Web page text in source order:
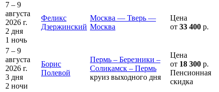
7 – 9
августа
2026 г.
2 дня
1 ночь
Феликс
Дзержинский
Москва — Тверь —
Москва
Цена
от 33 400 р.
7 – 9
августа
2026 г.
3 дня
2 ночи
Борис
Полевой
Пермь – Березники –
Соликамск – Пермь
круиз выходного дня
Цена
от 18 300 р.
Пенсионная
скидка